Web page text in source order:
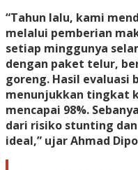
“Tahun lalu, kami
melalui pemberian
setiap minggunya
dengan paket telur,
goreng. Hasil evaluasi
menunjukkan tingkat
mencapai 98%.
dari risiko stunting
ideal,” ujar Ahmad